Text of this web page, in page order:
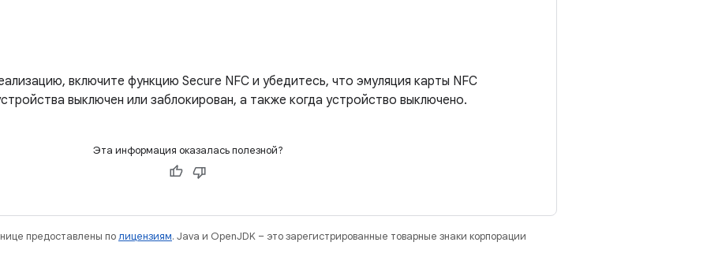
включите функцию Secure NFC и убедитесь, что эмуляция карты NFC
выключен или заблокирован, а также когда устройство выключено.
Эта информация оказалась полезной?
предоставлены полицензиям. Java и OpenJDK – это зарегистрированные товарные знаки корпорации